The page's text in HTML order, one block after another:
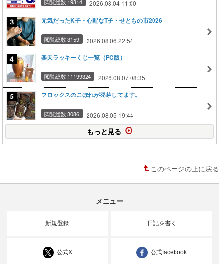
閲覧総数 19314 2026.08.04 11:00
元気だったK子・心配なT子・せともの市2026
閲覧総数 3159 2026.08.06 22:54
楽天ラッキーくじ一覧（PC版）
閲覧総数 11199324 2026.08.07 08:35
フロックスのこぼれが発芽してます。
閲覧総数 3086 2026.08.05 19:44
もっと見る
このページの上に戻る
メニュー
新規登録 日記を書く
公式X 公式facebook